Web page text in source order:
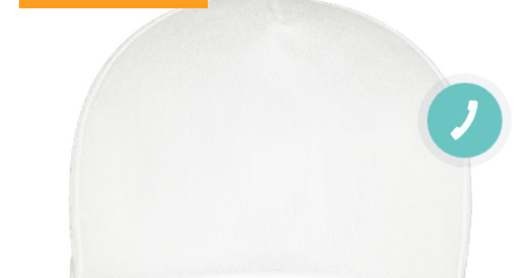
КНОПКА
СВЯЗИ